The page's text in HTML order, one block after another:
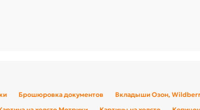
Брошюровка документов Вкладыши Озон,